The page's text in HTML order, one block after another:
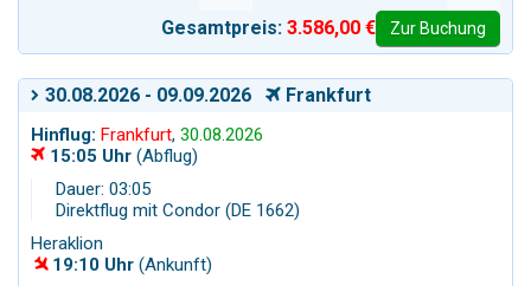
Gesamtpreis: 3.586,00 € Zur Buchung
30.08.2026 - 09.09.2026 Frankfurt
Hinflug: Frankfurt, 30.08.2026
15:05 Uhr (Abflug)
Dauer: 03:05
Direktflug mit Condor (DE 1662)
Heraklion
19:10 Uhr (Ankunft)